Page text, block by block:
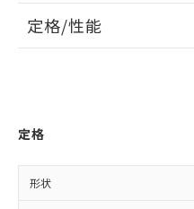
定格/性能
定格
形状